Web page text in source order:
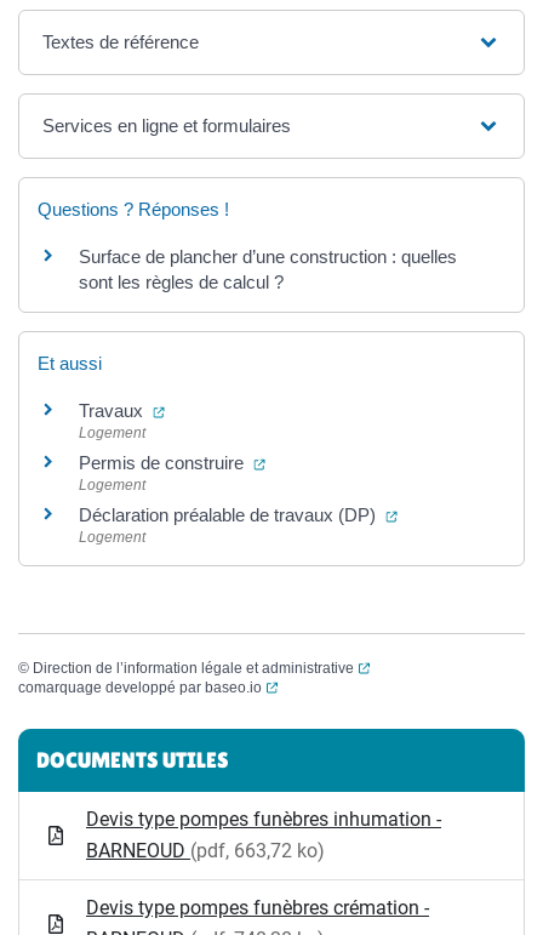
Textes de référence
Services en ligne et formulaires
Questions ? Réponses !
Surface de plancher d’une construction : quelles
sont les règles de calcul ?
Et aussi
Travaux (ouverture dans un nouvel onglet)
Logement
Permis de construire (ouverture dans un nouvel onglet)
Logement
Déclaration préalable de travaux (DP) (ouverture dans
Logement
© Direction de l’information légale et administrative
(ouverture dans un
comarquage developpé par baseo.io (ouverture dans un nouvel onglet)
Informations complémentaires
DOCUMENTS UTILES
Devis type pompes funèbres inhumation -
BARNEOUD (pdf, 663,72 ko)
Devis type pompes funèbres crémation -